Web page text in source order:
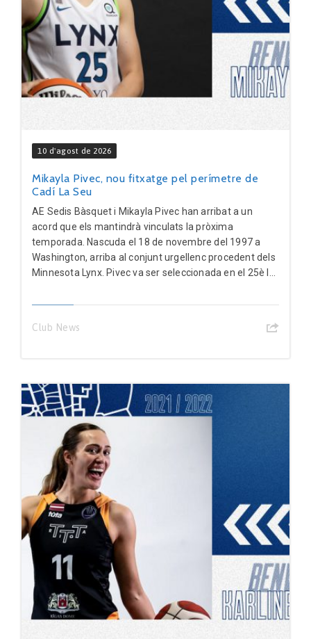
10 d'agost de 2026
Mikayla Pivec, nou fitxatge pel perímetre de
Cadí La Seu
AE Sedis Bàsquet i Mikayla Pivec han arribat a un
acord que els mantindrà vinculats la pròxima
temporada. Nascuda el 18 de novembre del 1997 a
Washington, arriba al conjunt urgellenc procedent dels
Minnesota Lynx. Pivec va ser seleccionada en el 25è l...
Club News